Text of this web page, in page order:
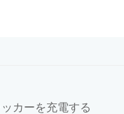
カーを充電する